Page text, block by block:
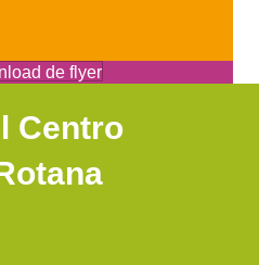
de flyer
Centro